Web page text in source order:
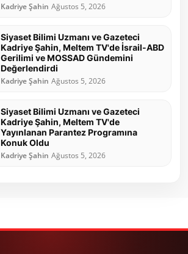
Kadriye Şahin Ağustos 5, 2026
Siyaset Bilimi Uzmanı ve Gazeteci
Kadriye Şahin, Meltem TV'de İsrail-ABD
Gerilimi ve MOSSAD Gündemini
Değerlendirdi
Kadriye Şahin Ağustos 5, 2026
Siyaset Bilimi Uzmanı ve Gazeteci
Kadriye Şahin, Meltem TV'de
Yayınlanan Parantez Programına
Konuk Oldu
Kadriye Şahin Ağustos 5, 2026